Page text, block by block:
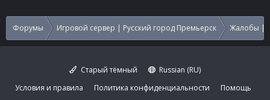
Форумы Игровой сервер | Русский город Премьерск Жалобы |
Старый тёмный
Russian (RU)
Условия и правила
Политика конфиденциальности Помощь